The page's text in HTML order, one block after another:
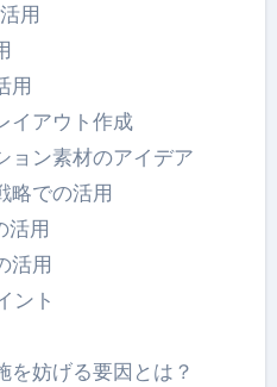
用
用
イアウト作成
ョン素材のアイデア
略での活用
活用
活用
ント
を妨げる要因とは？